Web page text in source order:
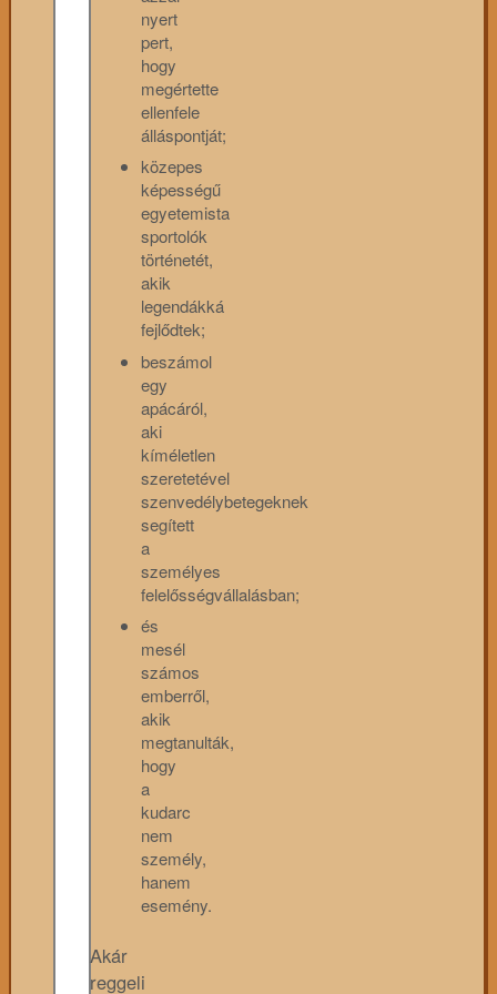
nyert
pert,
hogy
megértette
ellenfele
álláspontját;
közepes
képességű
egyetemista
sportolók
történetét,
akik
legendákká
fejlődtek;
beszámol
egy
apácáról,
aki
kíméletlen
szeretetével
szenvedélybetegeknek
segített
a
személyes
felelősségvállalásban;
és
mesél
számos
emberről,
akik
megtanulták,
hogy
a
kudarc
nem
személy,
hanem
esemény.
Akár
reggeli